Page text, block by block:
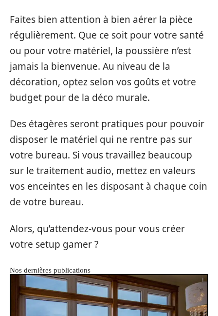
Faites bien attention à bien aérer la pièce
régulièrement. Que ce soit pour votre santé
ou pour votre matériel, la poussière n’est
jamais la bienvenue. Au niveau de la
décoration, optez selon vos goûts et votre
budget pour de la déco murale.
Des étagères seront pratiques pour pouvoir
disposer le matériel qui ne rentre pas sur
votre bureau. Si vous travaillez beaucoup
sur le traitement audio, mettez en valeurs
vos enceintes en les disposant à chaque coin
de votre bureau.
Alors, qu’attendez-vous pour vous créer
votre setup gamer ?
Nos dernières publications